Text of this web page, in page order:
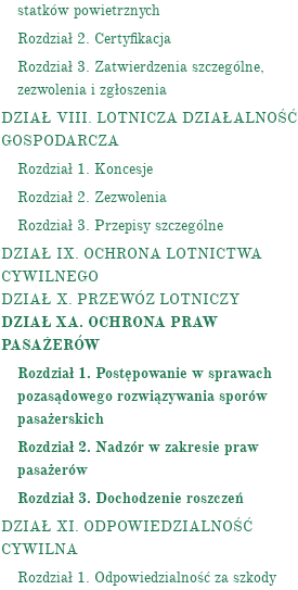
statków powietrznych
Rozdział 2. Certyfikacja
Rozdział 3. Zatwierdzenia szczególne,
zezwolenia i zgłoszenia
DZIAŁ VIII. LOTNICZA DZIAŁALNOŚĆ
GOSPODARCZA
Rozdział 1. Koncesje
Rozdział 2. Zezwolenia
Rozdział 3. Przepisy szczególne
DZIAŁ IX. OCHRONA LOTNICTWA
CYWILNEGO
DZIAŁ X. PRZEWÓZ LOTNICZY
DZIAŁ XA. OCHRONA PRAW
PASAŻERÓW
Rozdział 1. Postępowanie w sprawach
pozasądowego rozwiązywania sporów
pasażerskich
Rozdział 2. Nadzór w zakresie praw
pasażerów
Rozdział 3. Dochodzenie roszczeń
DZIAŁ XI. ODPOWIEDZIALNOŚĆ
CYWILNA
Rozdział 1. Odpowiedzialność za szkody